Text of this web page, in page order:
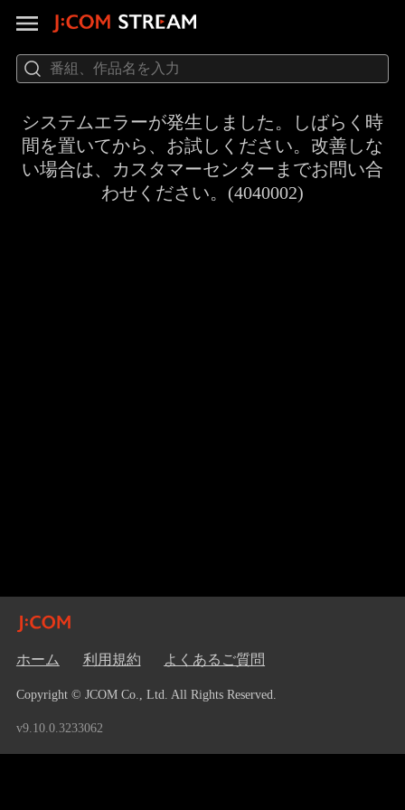
システムエラーが発生しました。しばらく時
間を置いてから、お試しください。改善しな
い場合は、カスタマーセンターまでお問い合
わせください。(4040002)
ホーム 利用規約 よくあるご質問
Copyright © JCOM Co., Ltd. All Rights Reserved.
v9.10.0.3233062